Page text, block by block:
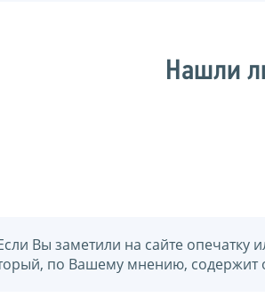
Нашли
Вы заметили на сайте
по Вашему мнению,